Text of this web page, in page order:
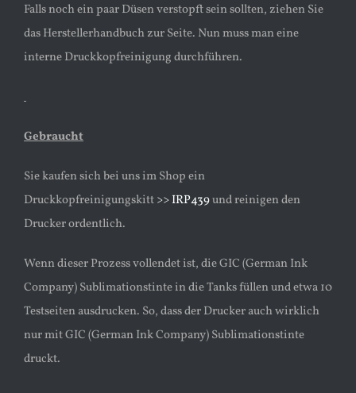
Falls noch ein paar Düsen verstopft sein sollten, ziehen Sie
das Herstellerhandbuch zur Seite. Nun muss man eine
interne Druckkopfreinigung durchführen.
Gebraucht
Sie kaufen sich bei uns im Shop ein
Druckkopfreinigungskitt>> IRP439und reinigen den
Drucker ordentlich.
Wenn dieser Prozess vollendet ist, die GIC (German Ink
Company) Sublimationstinte in die Tanks füllen und etwa 10
Testseiten ausdrucken. So, dass der Drucker auch wirklich
nur mit GIC (German Ink Company) Sublimationstinte
druckt.